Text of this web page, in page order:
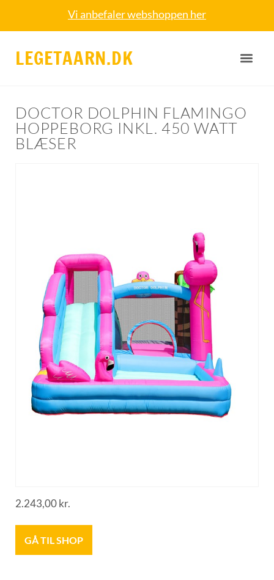
Vi anbefaler webshoppen her
LEGETAARN.DK
DOCTOR DOLPHIN FLAMINGO
HOPPEBORG INKL. 450 WATT
BLÆSER
2.243,00kr.
GÅ TIL SHOP